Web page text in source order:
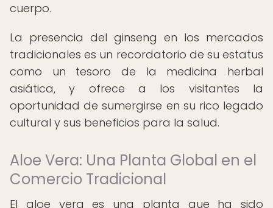
cuerpo.
La presencia del ginseng en los mercados
tradicionales es un recordatorio de su estatus
como un tesoro de la medicina herbal
asiática, y ofrece a los visitantes la
oportunidad de sumergirse en su rico legado
cultural y sus beneficios para la salud.
Aloe Vera: Una Planta Global en el
Comercio Tradicional
El aloe vera es una planta que ha sido